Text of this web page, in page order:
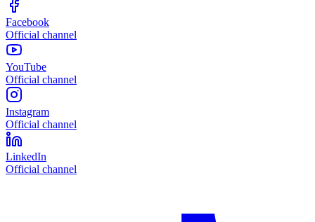
Facebook
Official channel
YouTube
Official channel
Instagram
Official channel
LinkedIn
Official channel